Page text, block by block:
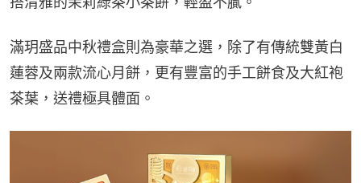
滿玥盛品中秋禮盒則為豪華之選，除了有傳統雙黃白
蓮蓉及兩款流心月餅，更有豐富的手工餅食及大紅袍
茶葉，送禮極具體面。